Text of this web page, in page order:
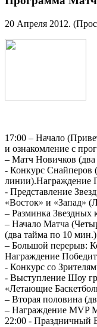
20 Апреля 2012.
17:00 – Начало
и ознакомление с
– Матч Новичков
- Конкурс Снайперов
линии).Награждение
- Представление
«Восток» и «Запад»
– Разминка Звездных
– Начало Матча
(два тайма по 10
– Большой перерыв:
Награждение
- Конкурс со
- Выступление Шоу
«Летающие
– Вторая половина
– Награждение MVP
22:00 - Праздничный